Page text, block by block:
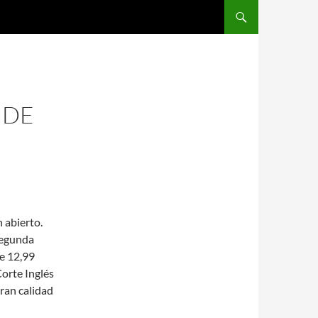
abierto.
12,99
Inglés
calidad